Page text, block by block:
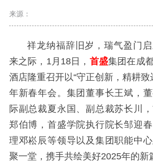
来源：
祥龙纳福辞旧岁，瑞气盈门
来之际，1月18日， 首盛集团在成
酒店隆重召开以“守正创新，精耕致
年新春年会。集团董事长王斌，
际副总裁夏永国、副总裁苏长川
郑伯博，首盛学院执行院长邹迎
理邓崧辰等领导以及集团职能中
聚一堂，携手共绘美好2025年的新